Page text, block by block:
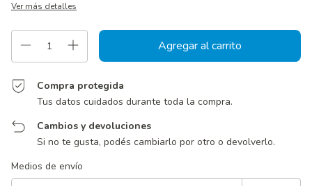
Ver más detalles
Compra protegida
Tus datos cuidados durante toda la compra.
Cambios y devoluciones
Si no te gusta, podés cambiarlo por otro o devolverlo.
Entregas para el CP:
Medios de envío